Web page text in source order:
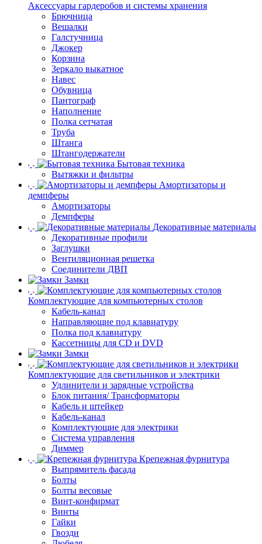
Аксессуары гардеробов и системы хранения
Брючница
Вешалки
Галстучница
Джокер
Корзина
Зеркало выкатное
Навес
Обувница
Пантограф
Наполнение
Полка сетчатая
Труба
Штанга
Штангодержатели
Бытовая техника
Вытяжки и фильтры
Амортизаторы и
демпферы
Амортизаторы
Демпферы
Декоративные материалы
Декоративные профили
Заглушки
Вентиляционная решетка
Соединители ДВП
Замки
Комплектующие для компьютерных столов
Кабель-канал
Направляющие под клавиатуру
Полка под клавиатуру
Кассетницы для CD и DVD
Замки
Комплектующие для светильников и электрики
Удлинители и зарядные устройства
Блок питания/ Трансформаторы
Кабель и штейкер
Кабель-канал
Комплектующие для электрики
Система управления
Диммер
Крепежная фурнитура
Выпрямитель фасада
Болты
Болты весовые
Винт-конфирмат
Винты
Гайки
Гвозди